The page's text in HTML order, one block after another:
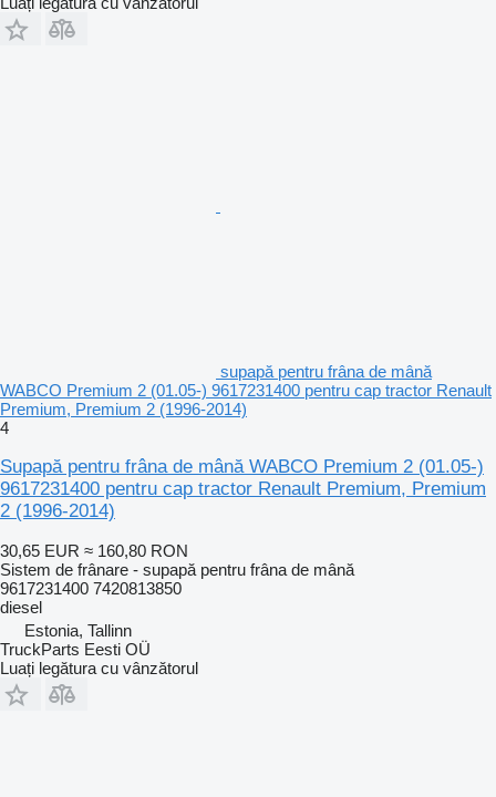
supapă pentru frâna de mână
WABCO Premium 2 (01.05-) 9617231400 pentru cap tractor Renault
Premium, Premium 2 (1996-2014)
4
Supapă pentru frâna de mână WABCO Premium 2 (01.05-)
9617231400 pentru cap tractor Renault Premium, Premium
2 (1996-2014)
30,65 EUR ≈ 160,80 RON
Sistem de frânare - supapă pentru frâna de mână
9617231400 7420813850
diesel
Estonia, Tallinn
TruckParts Eesti OÜ
Luați legătura cu vânzătorul